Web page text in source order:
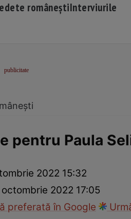
româneștiInterviurile
pentru Paula
2022 15:32
octombrie 2022 17:05
preferată în Google